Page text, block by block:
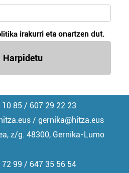
irakurri eta onartzen dut.
Harpidetu
85 / 607 29 22 23
/ gernika@hitza.eus
z/g. 48300, Gernika-Lumo
99 / 647 35 56 54